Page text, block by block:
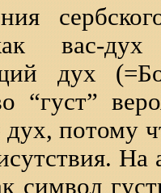
вас-
дух
“густ”
дух, потому
На
символ